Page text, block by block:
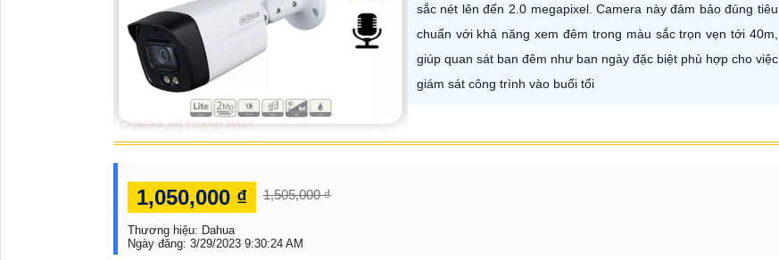
sắc nét lên đến 2.0 megapixel. Camera này đảm bảo đúng tiêu
chuẩn với khả năng xem đêm trong màu sắc trọn vẹn tới 40m,
giúp quan sát ban đêm như ban ngày đặc biệt phù hợp cho việc
giám sát công trình vào buổi tối
1,050,000 ₫ 1,505,000 ₫
Thương hiệu: Dahua
Ngày đăng: 3/29/2023 9:30:24 AM